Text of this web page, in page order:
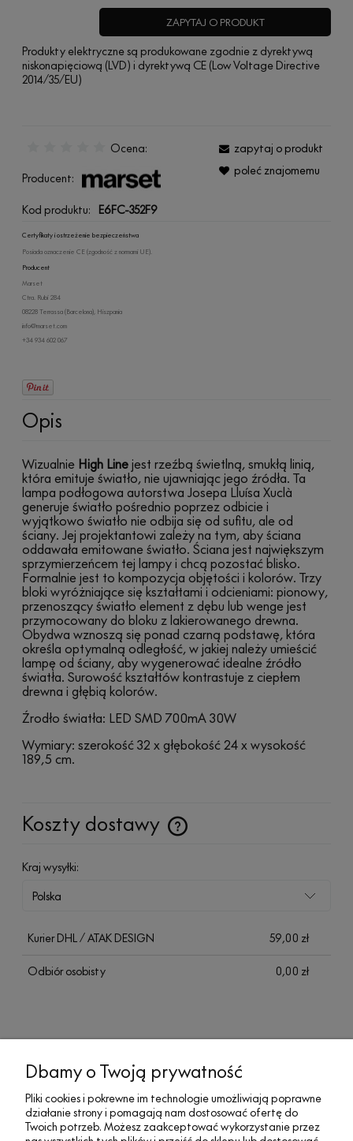
ZAPYTAJ O PRODUKT
Produkty elektryczne są produkowane zgodnie z dyrektywą
niskonapięciową (LVD) i dyrektywą CE (Low Voltage Directive
2014/35/EU)
Ocena:
Producent:
Kod produktu: E6FC-352F9
zapytaj o produkt
poleć znajomemu
Certyfikaty i ostrzeżenie bezpieczeństwa
Posiada oznaczenie CE (zgodność z normami UE).
Producent
Marset
Ctra. Rubí 284
08228 Terrassa (Barcelona), Hiszpania
info@marset.com
+34 934 602 067
Opis
Wizualnie High Linejest rzeźbą świetlną, smukłą linią,
która emituje światło, nie ujawniając jego źródła. Ta
lampa podłogowa autorstwa Josepa Lluísa Xuclà
generuje światło pośrednio poprzez odbicie i
wyjątkowo światło nie odbija się od sufitu, ale od
ściany. Jej projektantowi zależy na tym, aby ściana
oddawała emitowane światło. Ściana jest największym
sprzymierzeńcem tej lampy i chcą pozostać blisko.
Formalnie jest to kompozycja objętości i kolorów. Trzy
bloki wyróżniające się kształtami i odcieniami: pionowy,
przenoszący światło element z dębu lub wenge jest
przymocowany do bloku z lakierowanego drewna.
Obydwa wznoszą się ponad czarną podstawę, która
określa optymalną odległość, w jakiej należy umieścić
lampę od ściany, aby wygenerować idealne źródło
światła. Surowość kształtów kontrastuje z ciepłem
drewna i głębią kolorów.
Źrodło światła: LED SMD 700mA 30W
Wymiary: szerokość 32 x głębokość 24 x wysokość
189,5 cm.
Koszty dostawy
Cena nie zawiera ewentualnych kosztów płatności
Kraj wysyłki:
Kurier DHL / ATAK DESIGN 59,00 zł
Odbiór osobisty 0,00 zł
MOJE KONTO
SOCIAL MEDIA
Dbamy o Twoją prywatność
Pliki cookies i pokrewne im technologie umożliwiają poprawne
działanie strony i pomagają nam dostosować ofertę do
Twoich potrzeb. Możesz zaakceptować wykorzystanie przez